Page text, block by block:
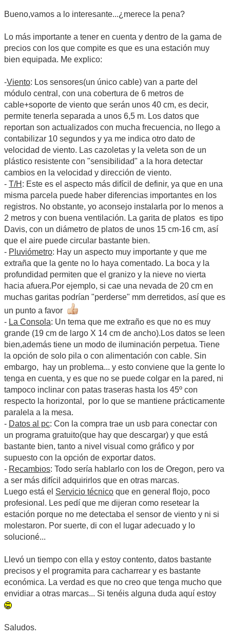
Bueno,vamos a lo interesante...¿merece la pena?
Lo más importante a tener en cuenta y dentro de la gama de
precios con los que compite es que es una estación muy
bien equipada. Me explico:
-Viento: Los sensores(un único cable) van a parte del
módulo central, con una cobertura de 6 metros de
cable+soporte de viento que serán unos 40 cm, es decir,
permite tenerla separada a unos 6,5 m. Los datos que
reportan son actualizados con mucha frecuencia, no llego a
contabilizar 10 segundos y ya me indica otro dato de
velocidad de viento. Las cazoletas y la veleta son de un
plástico resistente con "sensibilidad" a la hora detectar
cambios en la velocidad y dirección de viento.
- T/H : Este es el aspecto más difícil de definir, ya que en una
misma parcela puede haber diferencias importantes en los
registros. No obstante, yo aconsejo instalarla por lo menos a
2 metros y con buena ventilación. La garita de platos es tipo
Davis, con un diámetro de platos de unos 15 cm-16 cm, así
que el aire puede circular bastante bien.
- Pluviómetro: Hay un aspecto muy importante y que me
extraña que la gente no lo haya comentado. La boca y la
profundidad permiten que el granizo y la nieve no vierta
hacia afuera.Por ejemplo, si cae una nevada de 20 cm en
muchas garitas podrían "perderse" mm derretidos, así que es
un punto a favor
- La Consola: Un tema que me extraño es que no es muy
grande (19 cm de largo X 14 cm de ancho).Los datos se leen
bien,además tiene un modo de iluminación perpetua. Tiene
la opción de solo pila o con alimentación con cable. Sin
embargo, hay un problema... y esto conviene que la gente lo
tenga en cuenta, y es que no se puede colgar en la pared, ni
tampoco inclinar con patas traseras hasta los 45º con
respecto la horizontal, por lo que se mantiene prácticamente
paralela a la mesa.
- Datos al pc: Con la compra trae un usb para conectar con
un programa gratuito(que hay que descargar) y que está
bastante bien, tanto a nivel visual como gráfico y por
supuesto con la opción de exportar datos.
- Recambios: Todo sería hablarlo con los de Oregon, pero va
a ser más difícil adquirirlos que en otras marcas.
Luego está el Servicio técnico que en general flojo, poco
profesional. Les pedí que me dijeran como resetear la
estación porque no me detectaba el sensor de viento y ni si
molestaron. Por suerte, di con el lugar adecuado y lo
solucioné...
Llevó un tiempo con ella y estoy contento, datos bastante
precisos y el programita para cacharrear y es bastante
económica. La verdad es que no creo que tenga mucho que
envidiar a otras marcas... Si tenéis alguna duda aquí estoy
Saludos.